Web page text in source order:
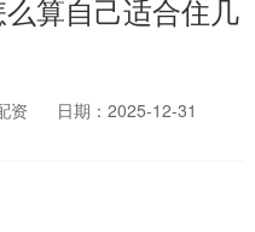
算自己适合住几
资
日期：2025-12-31